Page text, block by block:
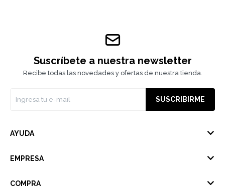
Suscríbete a nuestra newsletter
Recibe todas las novedades y ofertas de nuestra tienda.
SUSCRIBIRME
AYUDA
EMPRESA
COMPRA